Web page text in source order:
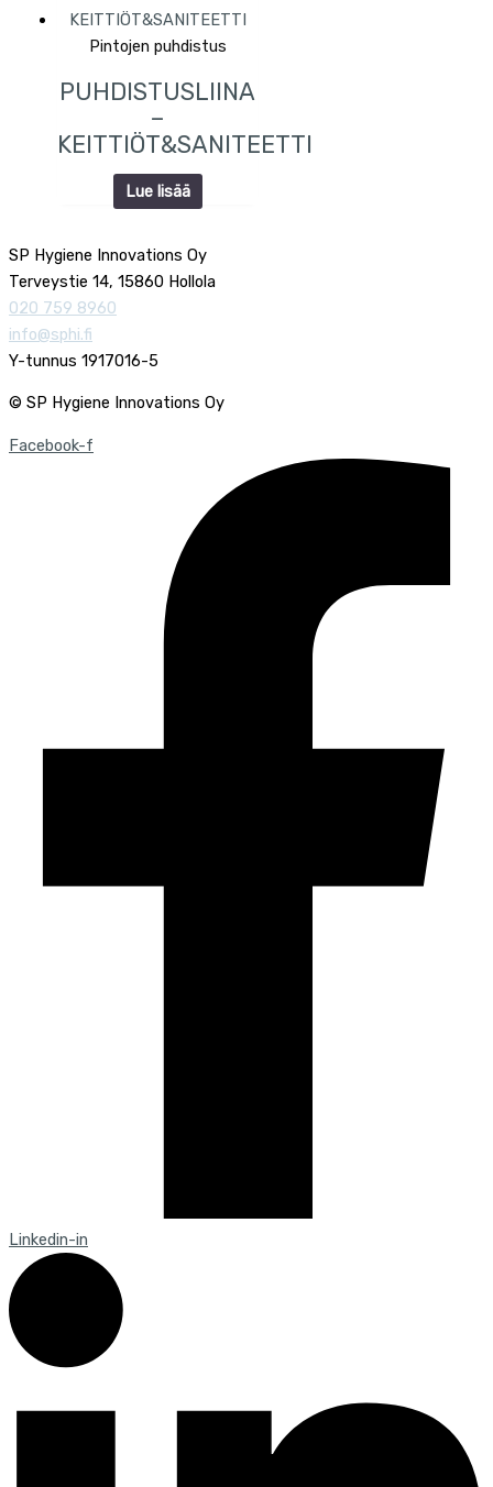
Pintojen puhdistus
PUHDISTUSLIINA
–
KEITTIÖT&SANITEETTI
Lue lisää
SP Hygiene Innovations Oy
Terveystie 14, 15860 Hollola
020 759 8960
info@sphi.fi
Y-tunnus 1917016-5
© SP Hygiene Innovations Oy
Facebook-f
Linkedin-in